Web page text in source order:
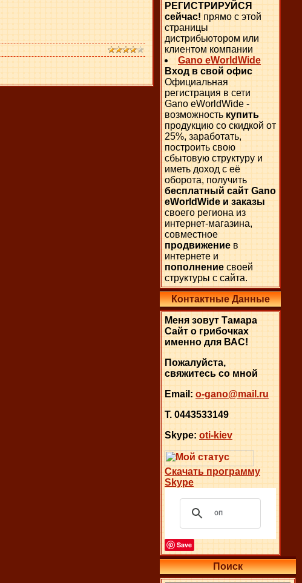
РЕГИСТРИРУЙСЯ
сейчас! прямо с этой
страницы
дистрибьютором или
клиентом компании
Gano eWorldWide
Вход в свой офис
Официальная
регистрация в сети
Gano eWorldWide -
возможность купить
продукцию со скидкой от
25%, заработать,
построить свою
сбытовую структуру и
иметь доход с её
оборота, получить
бесплатный сайт Gano
eWorldWide и заказы
своего региона из
интернет-магазина,
совместное
продвижение в
интернете и
пополнение своей
структуры с сайта.
Контактные Данные
Меня зовут Тамара
Сайт о грибочках
именно для ВАС!
Пожалуйста,
свяжитесь со мной
Email: o-gano@mail.ru
Т. 0443533149
Skype: oti-kiev
Cкачать программу
Skype
Save
Поиск